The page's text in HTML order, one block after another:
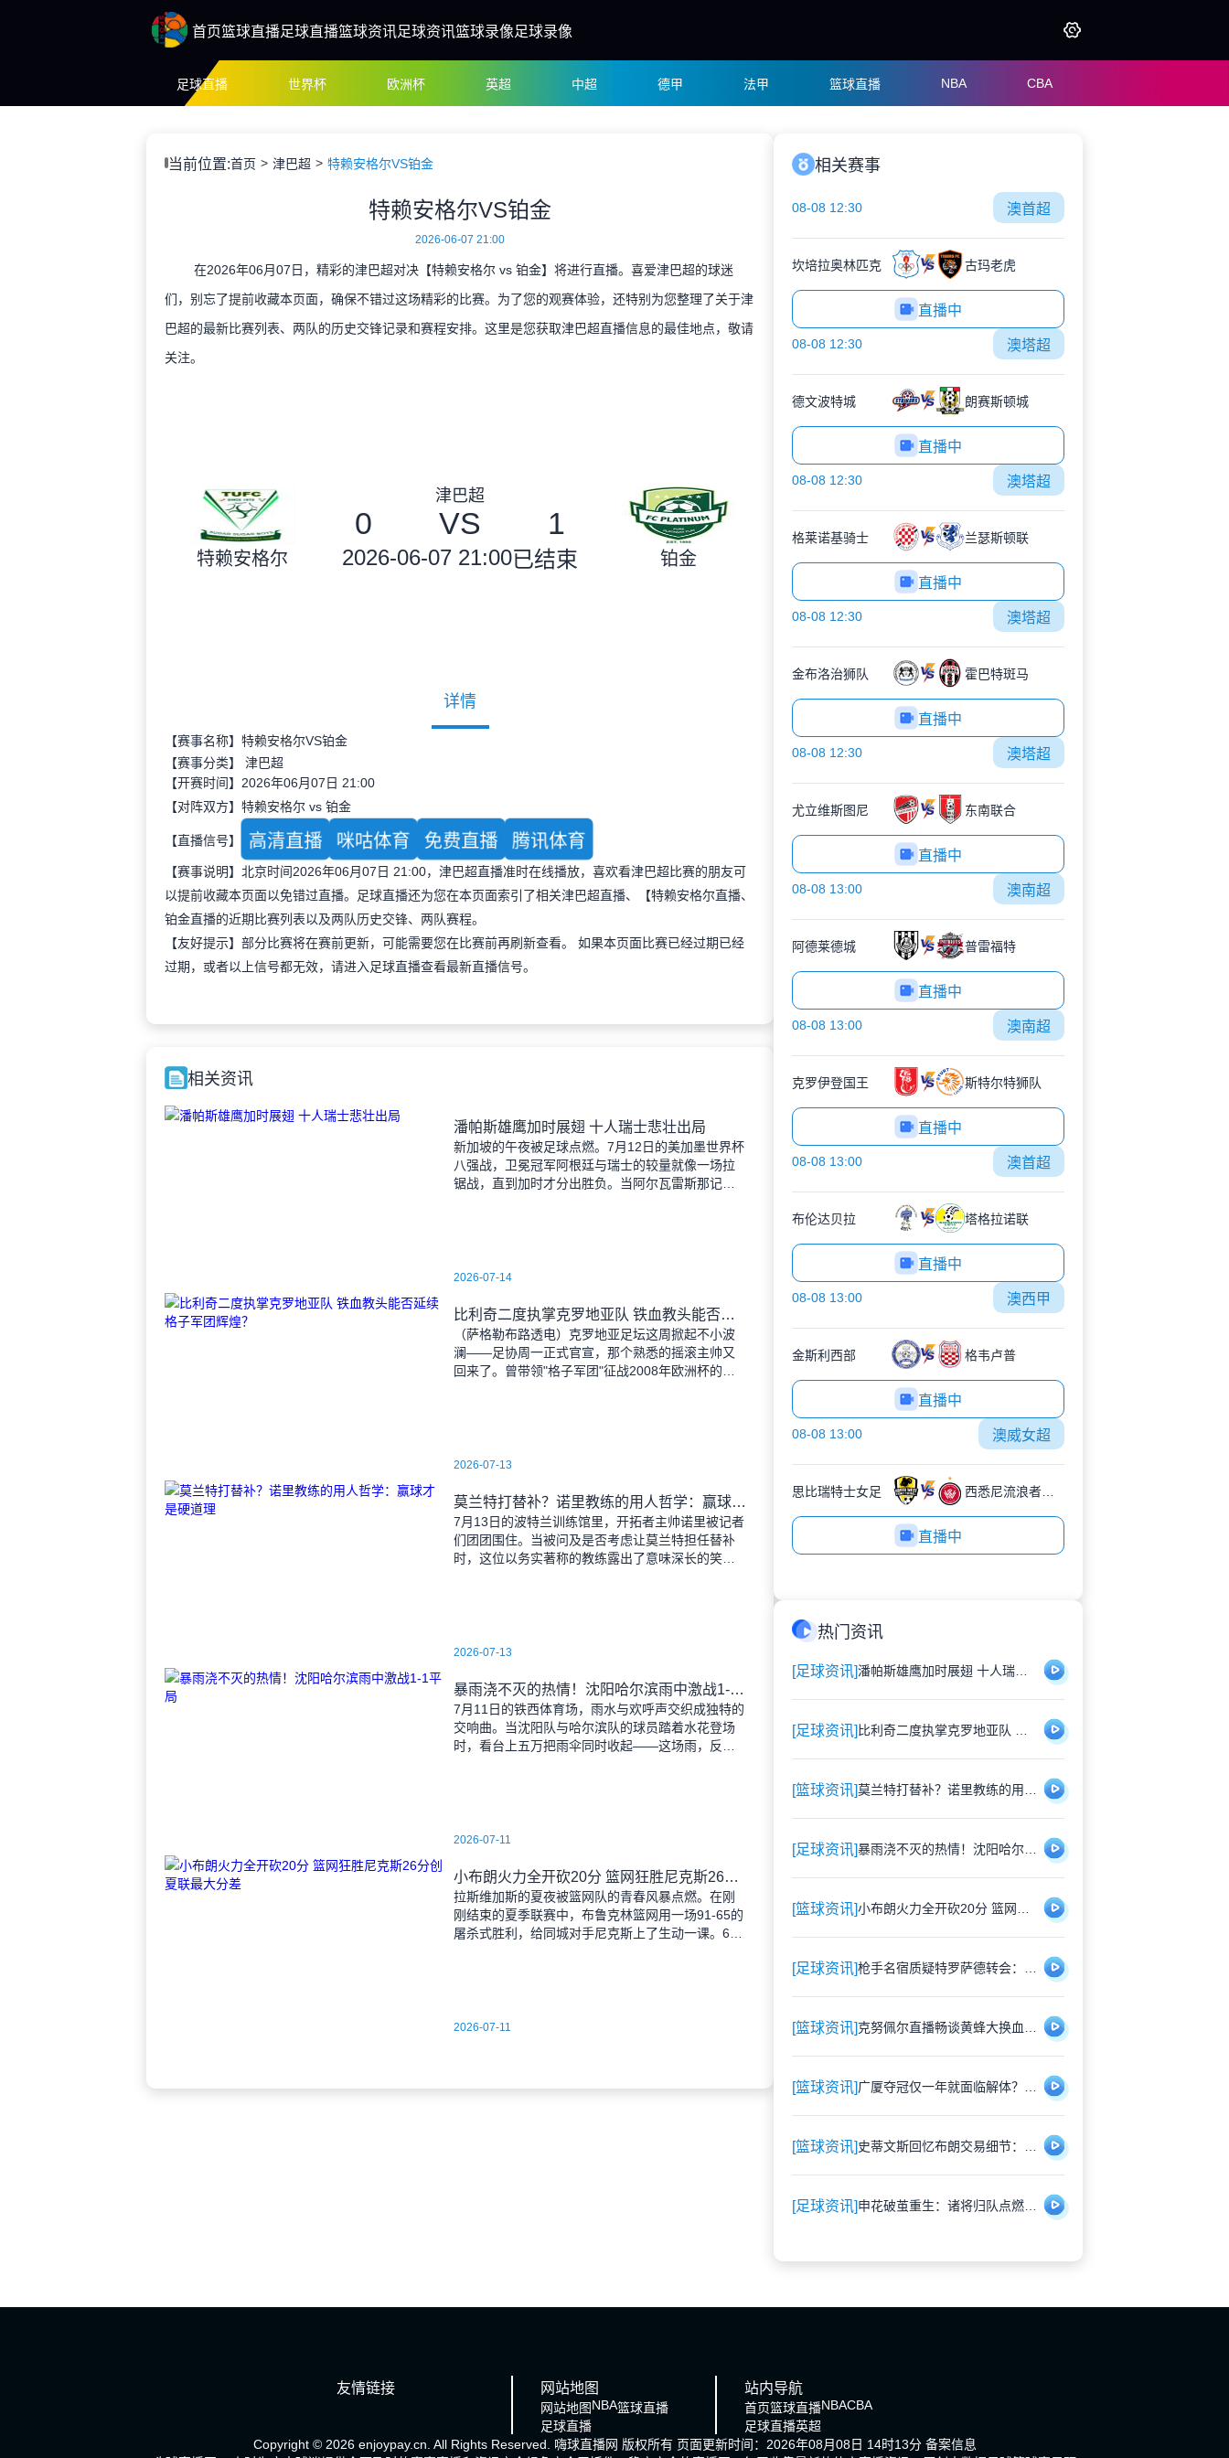
首页篮球直播足球直播篮球资讯足球资讯篮球录像足球录像
足球直播 世界杯 欧洲杯 英超 中超 德甲 法甲 篮球直播 NBA CBA
当前位置:首页 津巴超 特赖安格尔VS铂金
特赖安格尔VS铂金
2026-06-07 21:00
在2026年06月07日，精彩的津巴超对决【特赖安格尔 vs 铂金】将进行直播。喜爱津巴超的球迷
们，别忘了提前收藏本页面，确保不错过这场精彩的比赛。为了您的观赛体验，还特别为您整理了关于津
巴超的最新比赛列表、两队的历史交锋记录和赛程安排。这里是您获取津巴超直播信息的最佳地点，敬请
关注。
特赖安格尔
津巴超
0 VS 1
2026-06-07 21:00已结束 铂金
详情
【赛事名称】特赖安格尔VS铂金
【赛事分类】 津巴超
【开赛时间】2026年06月07日 21:00
【对阵双方】特赖安格尔 vs 铂金
【直播信号】 高清直播 咪咕体育 免费直播 腾讯体育
【赛事说明】北京时间2026年06月07日 21:00，津巴超直播准时在线播放，喜欢看津巴超比赛的朋友可
以提前收藏本页面以免错过直播。足球直播还为您在本页面索引了相关津巴超直播、【特赖安格尔直播、
铂金直播的近期比赛列表以及两队历史交锋、两队赛程。
【友好提示】部分比赛将在赛前更新，可能需要您在比赛前再刷新查看。 如果本页面比赛已经过期已经
过期，或者以上信号都无效，请进入足球直播查看最新直播信号。
相关资讯
潘帕斯雄鹰加时展翅 十人瑞士悲壮出局
新加坡的午夜被足球点燃。7月12日的美加墨世界杯
八强战，卫冕冠军阿根廷与瑞士的较量就像一场拉
锯战，直到加时才分出胜负。当阿尔瓦雷斯那记弧
2026-07-14
比利奇二度执掌克罗地亚队 铁血教头能否延续格子军团辉煌？
（萨格勒布路透电）克罗地亚足坛这周掀起不小波
澜——足协周一正式官宣，那个熟悉的摇滚主帅又
回来了。曾带领"格子军团"征战2008年欧洲杯的比
2026-07-13
莫兰特打替补？诺里教练的用人哲学：赢球才是硬道理
7月13日的波特兰训练馆里，开拓者主帅诺里被记者
们团团围住。当被问及是否考虑让莫兰特担任替补
时，这位以务实著称的教练露出了意味深长的笑
2026-07-13
暴雨浇不灭的热情！沈阳哈尔滨雨中激战1-1平局
7月11日的铁西体育场，雨水与欢呼声交织成独特的
交响曲。当沈阳队与哈尔滨队的球员踏着水花登场
时，看台上五万把雨伞同时收起——这场雨，反倒
2026-07-11
小布朗火力全开砍20分 篮网狂胜尼克斯26分创夏联最大分差
拉斯维加斯的夏夜被篮网队的青春风暴点燃。在刚
刚结束的夏季联赛中，布鲁克林篮网用一场91-65的
屠杀式胜利，给同城对手尼克斯上了生动一课。6号
2026-07-11
相关赛事
08-08 12:30 澳首超
坎培拉奥林匹克 古玛老虎
直播中
08-08 12:30 澳塔超
德文波特城 朗赛斯顿城
直播中
08-08 12:30 澳塔超
格莱诺基骑士 兰瑟斯顿联
直播中
08-08 12:30 澳塔超
金布洛治狮队 霍巴特斑马
直播中
08-08 12:30 澳塔超
尤立维斯图尼 东南联合
直播中
08-08 13:00 澳南超
阿德莱德城 普雷福特
直播中
08-08 13:00 澳南超
克罗伊登国王 斯特尔特狮队
直播中
08-08 13:00 澳首超
布伦达贝拉 塔格拉诺联
直播中
08-08 13:00 澳西甲
金斯利西部 格韦卢普
直播中
08-08 13:00 澳威女超
思比瑞特士女足 西悉尼流浪者女足B队
直播中
热门资讯
[足球资讯]
[足球资讯]
[篮球资讯]
[足球资讯]
[篮球资讯]
[足球资讯]
[篮球资讯]
[篮球资讯]
[篮球资讯]
[足球资讯]
友情链接 网站地图
网站地图NBA篮球直播
足球直播
站内导航
首页篮球直播NBACBA
足球直播英超
Copyright © 2026 enjoypay.cn. All Rights Reserved. 嗨球直播网 版权所有 页面更新时间：2026年08月08日 14时13分 备案信息